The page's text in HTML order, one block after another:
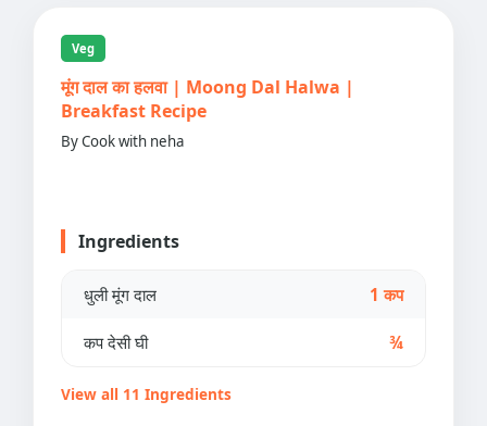
Veg
मूंग दाल का हलवा | Moong Dal Halwa |
Breakfast Recipe
By Cook with neha
Ingredients
धुली मूंग दाल 1 कप
कप देसी घी ¾
View all 11 Ingredients